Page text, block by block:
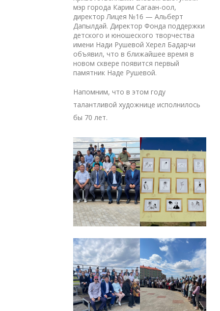
мэр города Карим Сагаан-оол,
директор Лицея №16 — Альберт
Дапылдай. Директор Фонда поддержки
детского и юношеского творчества
имени Нади Рушевой Херел Бадарчи
объявил, что в ближайшее время в
новом сквере появится первый
памятник Наде Рушевой.
Напомним, что в этом году
талантливой художнице исполнилось
бы 70 лет.